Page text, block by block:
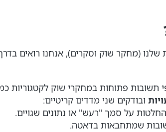
(מחקר שוק וסקרים), אנחנו רואים
תשובות פתוחות במחקרי שוק לקטגוריות
ובודקים שני מדדים קריטיים:
על סמך "רעש" או נתונים שגויים.
שמתחבאות בדאטה.